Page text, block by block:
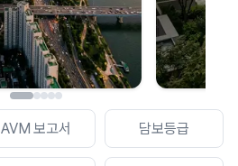
AVM 보고서 담보등급